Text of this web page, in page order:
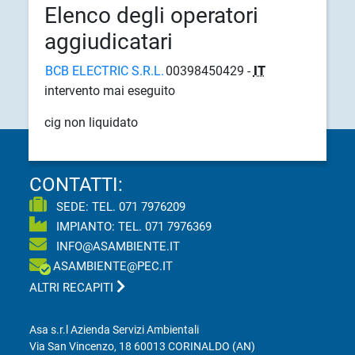
Elenco degli operatori
aggiudicatari
BCB ELECTRIC S.R.L. 00398450429 - IT
intervento mai eseguito
cig non liquidato
CONTATTI:
SEDE: TEL.071 7976209
IMPIANTO: TEL.071 7976369
INFO@ASAMBIENTE.IT
ASAMBIENTE@PEC.IT
ALTRI RECAPITI
Asa s.r.l Azienda Servizi Ambientali
Via San Vincenzo, 18 60013 CORINALDO (AN)